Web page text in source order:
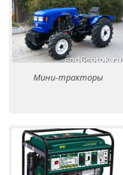
Мини-тракторы